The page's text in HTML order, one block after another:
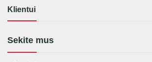
Klientui
Sekite mus